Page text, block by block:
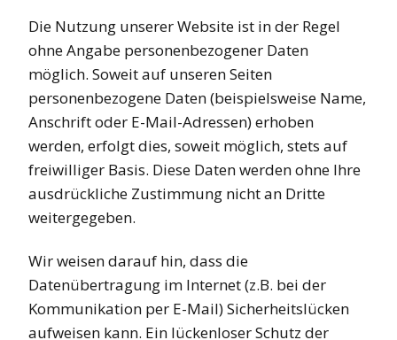
Die Nutzung unserer Website ist in der Regel
ohne Angabe personenbezogener Daten
möglich. Soweit auf unseren Seiten
personenbezogene Daten (beispielsweise Name,
Anschrift oder E-Mail-Adressen) erhoben
werden, erfolgt dies, soweit möglich, stets auf
freiwilliger Basis. Diese Daten werden ohne Ihre
ausdrückliche Zustimmung nicht an Dritte
weitergegeben.
Wir weisen darauf hin, dass die
Datenübertragung im Internet (z.B. bei der
Kommunikation per E-Mail) Sicherheitslücken
aufweisen kann. Ein lückenloser Schutz der